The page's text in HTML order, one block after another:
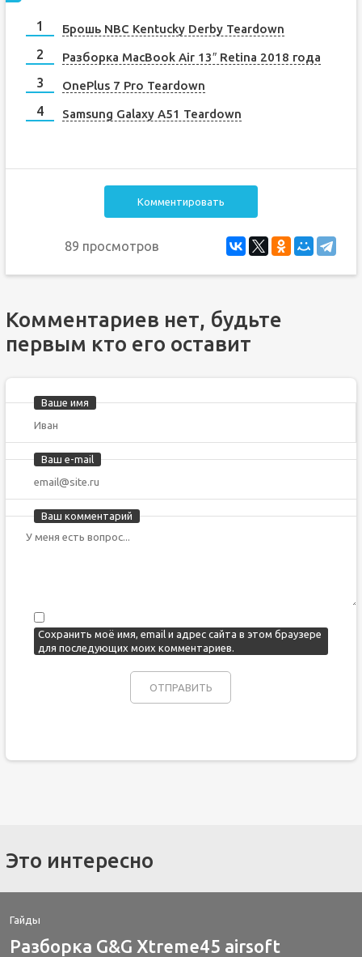
Брошь NBC Kentucky Derby Teardown
Разборка MacBook Air 13″ Retina 2018 года
OnePlus 7 Pro Teardown
Samsung Galaxy A51 Teardown
Комментировать
89 просмотров
Комментариев нет, будьте
первым кто его оставит
Ваше имя
Ваш e-mail
Ваш комментарий
Сохранить моё имя, email и адрес сайта в этом браузере
для последующих моих комментариев.
Это интересно
Гайды
Разборка G&G Xtreme45 airsoft